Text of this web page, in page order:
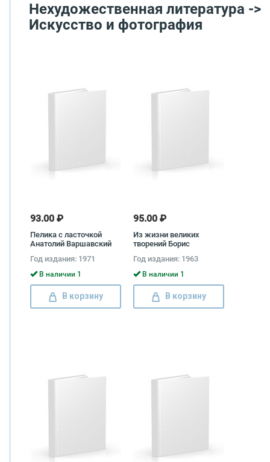
Нехудожественная литература ->
Искусство и фотография
93.00 ₽
Пелика с ласточкой
Анатолий Варшавский
Год издания: 1971
В наличии 1
В корзину
95.00 ₽
Из жизни великих
творений Борис
Год издания: 1963
В наличии 1
В корзину